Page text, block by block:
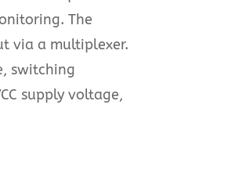
The
via a multiplexer.
switching
supply voltage,